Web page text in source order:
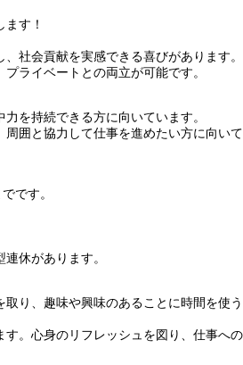
す！
、社会貢献を実感できる喜びがあります。
プライベートとの両立が可能です。
力を持続できる方に向いています。
周囲と協力して仕事を進めたい方に向いて
です。
休があります。
取り、趣味や興味のあることに時間を使う
す。心身のリフレッシュを図り、仕事への